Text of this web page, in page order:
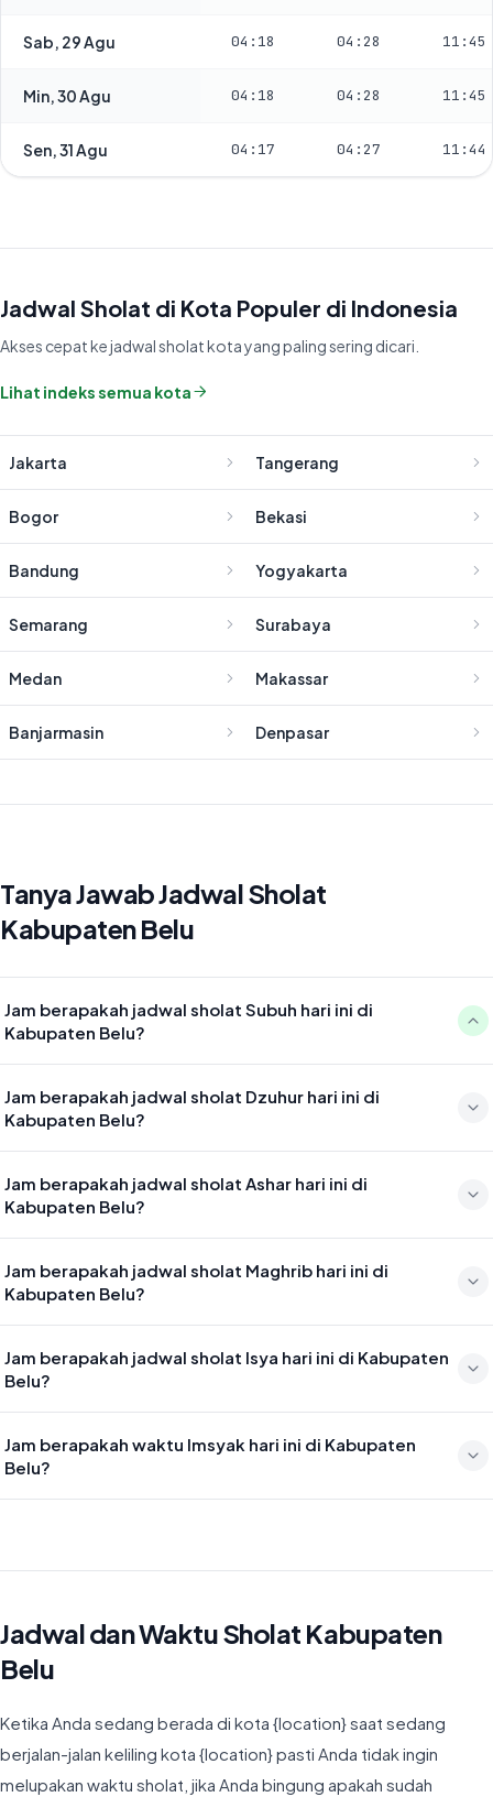
Sab, 29 Agu 04:18 04:28 11:45
Min, 30 Agu 04:18 04:28 11:45
Sen, 31 Agu 04:17 04:27 11:44
Jadwal Sholat di Kota Populer di Indonesia
Akses cepat ke jadwal sholat kota yang paling sering dicari.
Lihat indeks semua kota
Jakarta Tangerang
Bogor Bekasi
Bandung Yogyakarta
Semarang Surabaya
Medan Makassar
Banjarmasin Denpasar
Tanya Jawab Jadwal Sholat
Kabupaten Belu
Jam berapakah jadwal sholat Subuh hari ini di
Kabupaten Belu?
Jam berapakah jadwal sholat Dzuhur hari ini di
Kabupaten Belu?
Jam berapakah jadwal sholat Ashar hari ini di
Kabupaten Belu?
Jam berapakah jadwal sholat Maghrib hari ini di
Kabupaten Belu?
Jam berapakah jadwal sholat Isya hari ini di Kabupaten
Belu?
Jam berapakah waktu Imsyak hari ini di Kabupaten
Belu?
Jadwal dan Waktu Sholat Kabupaten
Belu
Ketika Anda sedang berada di kota {location} saat sedang
berjalan-jalan keliling kota {location} pasti Anda tidak ingin
melupakan waktu sholat, jika Anda bingung apakah sudah